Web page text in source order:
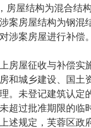
房屋结构为混合结
案房屋结构为钢
涉案房屋进行补偿
屋征收与补偿实施
和城乡建设、国
。未登记建筑认定
超过批准期限的
述规定，芙蓉区